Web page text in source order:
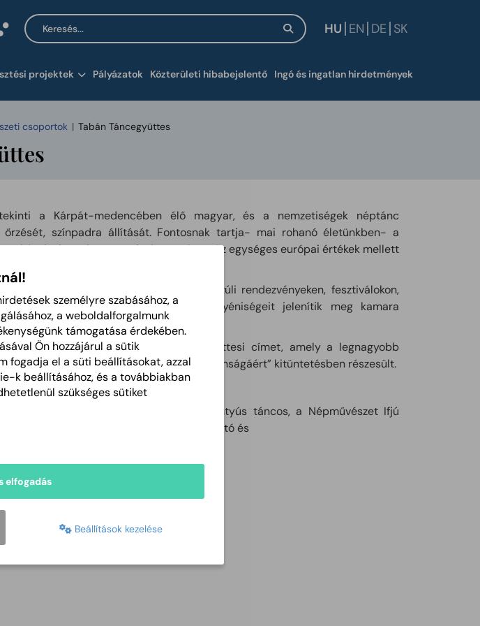
megnyitása új ablakban
Keresés a tartalomban
HU EN DE SK
projektek Pályázatok Közterületi hibabejelentő Ingó és ingatlan hirdetmények
csoportok Tabán Táncegyüttes
a Kárpát-medencében élő magyar, és a nemzetiségek néptánc
őrzését, színpadra állítását. Fontosnak tartja- mai rohanó életünkben- a
megismertetni a közönséget. Az egységes európai értékek mellett
fellépnek helyi, megyei és határon túli rendezvényeken, fesztiválokon,
a magyar nyelvterület legnagyobb egyéniségeit jelenítik meg kamara
elnyerte a „Kiválóan Minősült” együttesi címet, amely a legnagyobb
2010-ben „Békéscsaba Románságáért” kitüntetésben részesült.
Farkas Tamás,
Örökös Aranysarkantyús táncos, a Népművészet Ifjú
Táncosa”, Fülöp Viktor ösztöndíjas tánckutató és
személyre szabásához, a
a weboldalforgalmunk
támogatása érdekében.
Ön hozzájárul a sütik
fogadja el a süti beállításokat, azzal
k beállításához, és a továbbiakban
szükséges sütiket
elfogadás
Beállítások kezelése